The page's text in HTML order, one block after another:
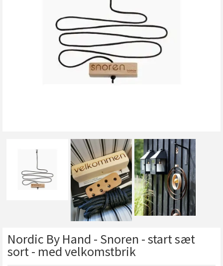
Nordic By Hand - Snoren - start sæt
sort - med velkomstbrik